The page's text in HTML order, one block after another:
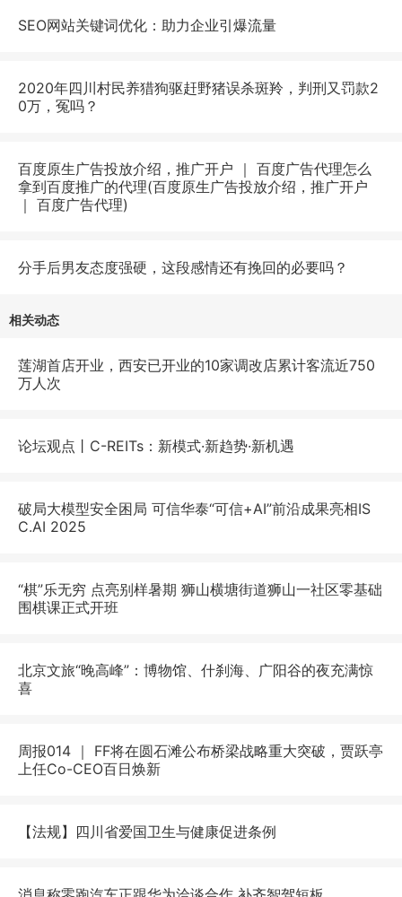
SEO网站关键词优化：助力企业引爆流量
2020年四川村民养猎狗驱赶野猪误杀斑羚，判刑又罚款2
0万，冤吗？
百度原生广告投放介绍，推广开户 ｜ 百度广告代理怎么
拿到百度推广的代理(百度原生广告投放介绍，推广开户
｜ 百度广告代理)
分手后男友态度强硬，这段感情还有挽回的必要吗？
相关动态
莲湖首店开业，西安已开业的10家调改店累计客流近750
万人次
论坛观点丨C-REITs：新模式·新趋势·新机遇
破局大模型安全困局 可信华泰“可信+AI”前沿成果亮相IS
C.AI 2025
“棋”乐无穷 点亮别样暑期 狮山横塘街道狮山一社区零基础
围棋课正式开班
北京文旅“晚高峰”：博物馆、什刹海、广阳谷的夜充满惊
喜
周报014 ｜ FF将在圆石滩公布桥梁战略重大突破，贾跃亭
上任Co-CEO百日焕新
【法规】四川省爱国卫生与健康促进条例